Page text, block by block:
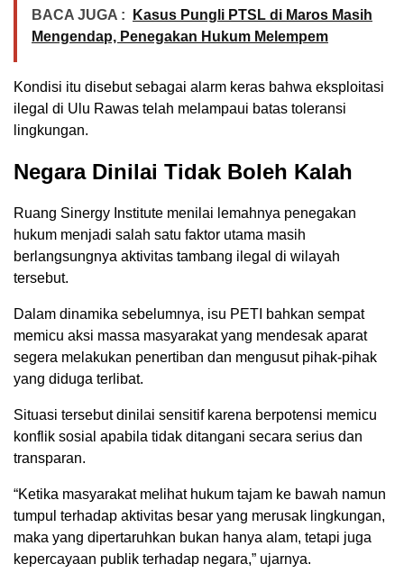
BACA JUGA :
Kasus Pungli PTSL di Maros Masih
Mengendap, Penegakan Hukum Melempem
Kondisi itu disebut sebagai alarm keras bahwa eksploitasi
ilegal di Ulu Rawas telah melampaui batas toleransi
lingkungan.
Negara Dinilai Tidak Boleh Kalah
Ruang Sinergy Institute menilai lemahnya penegakan
hukum menjadi salah satu faktor utama masih
berlangsungnya aktivitas tambang ilegal di wilayah
tersebut.
Dalam dinamika sebelumnya, isu PETI bahkan sempat
memicu aksi massa masyarakat yang mendesak aparat
segera melakukan penertiban dan mengusut pihak-pihak
yang diduga terlibat.
Situasi tersebut dinilai sensitif karena berpotensi memicu
konflik sosial apabila tidak ditangani secara serius dan
transparan.
“Ketika masyarakat melihat hukum tajam ke bawah namun
tumpul terhadap aktivitas besar yang merusak lingkungan,
maka yang dipertaruhkan bukan hanya alam, tetapi juga
kepercayaan publik terhadap negara,” ujarnya.